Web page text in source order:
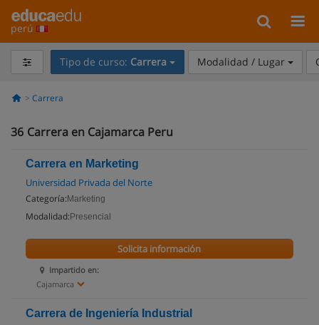
perú
Tipo de curso: Carrera Modalidad / Lugar
Carrera
36 Carrera en Cajamarca Peru
Carrera en Marketing
Universidad Privada del Norte
Categoría: Marketing
Modalidad: Presencial
Impartido en:
Cajamarca
Solicita información
Carrera de Ingeniería Industrial